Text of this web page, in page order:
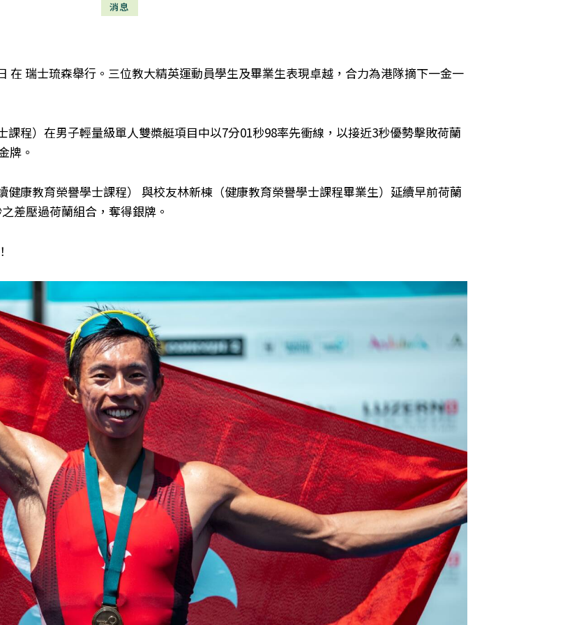
消息
在 瑞士琉森舉行。三位教大精英運動員學生及畢業生表現卓越，合力為港隊摘下一金一
程）在男子輕量級單人雙槳艇項目中以7分01秒98率先衝線，以接近3秒優勢擊敗荷蘭
牌。
康教育榮譽學士課程） 與校友林新棟（健康教育榮譽學士課程畢業生）延續早前荷蘭
差壓過荷蘭組合，奪得銀牌。